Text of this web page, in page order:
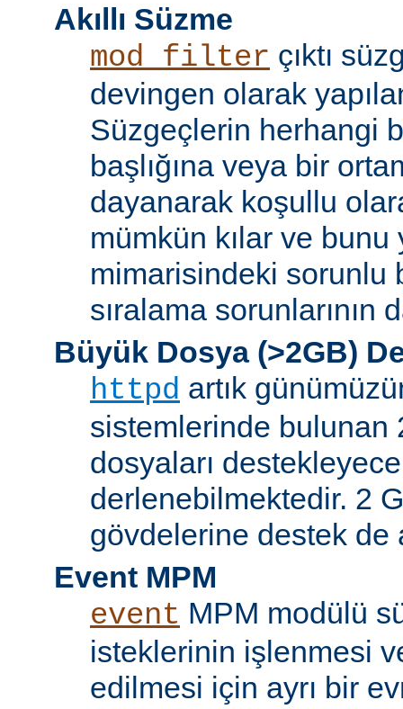
Akıllı Süzme
mod_filter çıktı
devingen olarak
Süzgeçlerin herhangi
başlığına veya bir
dayanarak koşullu
mümkün kılar ve
mimarisindeki sorunlu
sıralama sorunlarının
Büyük Dosya (>2GB)
httpd artık
sistemlerinde bulunan
dosyaları
derlenebilmektedir. 2
gövdelerine destek de
Event MPM
event MPM modülü
isteklerinin işlenmesi
edilmesi için ayrı bir